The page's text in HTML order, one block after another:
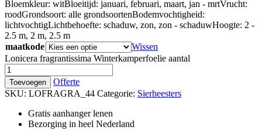
Bloemkleur: witBloeitijd: januari, februari, maart, jan - mrtVrucht:
roodGrondsoort: alle grondsoortenBodemvochtigheid:
lichtvochtigLichtbehoefte: schaduw, zon, zon - schaduwHoogte: 2 -
2.5 m, 2 m, 2.5 m
maatkode
Wissen
Lonicera fragrantissima Winterkamperfoelie aantal
Toevoegen
Offerte
SKU: LOFRAGRA_44 Categorie: Sierheesters
Gratis aanhanger lenen
Bezorging in heel Nederland